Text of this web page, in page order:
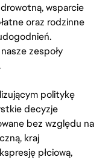
wsparcie
oraz rodzinne
zespoły
politykę
decyzje
bez względu na
kraj
płciową,